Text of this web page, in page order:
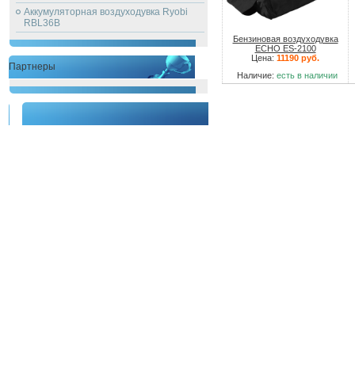
Аккумуляторная воздуходувка Ryobi
RBL36B
Партнеры
Бензиновая воздуходувка
ECHO ES-2100
Цена: 11190 руб.
Наличие: есть в наличии